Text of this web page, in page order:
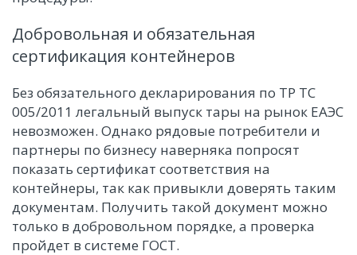
Добровольная и обязательная
сертификация контейнеров
Без обязательного декларирования по ТР ТС
005/2011 легальный выпуск тары на рынок ЕАЭС
невозможен. Однако рядовые потребители и
партнеры по бизнесу наверняка попросят
показать сертификат соответствия на
контейнеры, так как привыкли доверять таким
документам. Получить такой документ можно
только в добровольном порядке, а проверка
пройдет в системе ГОСТ.